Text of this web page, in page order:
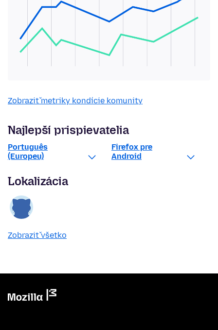
Zobraziť metriky kondície komunity
Najlepší prispievatelia
Português
(Europeu)
Firefox pre
Android
Lokalizácia
Zobraziť všetko